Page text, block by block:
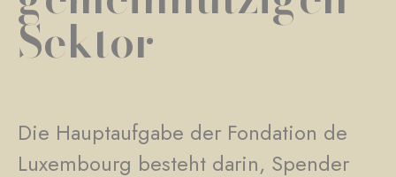
Sektor
Die Hauptaufgabe der Fondation de
Luxembourg besteht darin, Spender